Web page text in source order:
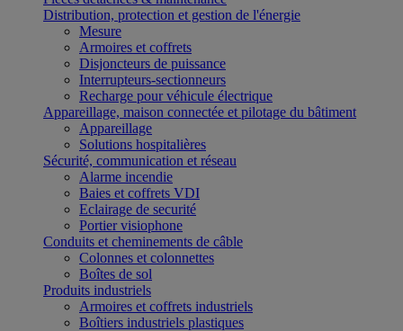
Distribution, protection et gestion de l'énergie
Mesure
Armoires et coffrets
Disjoncteurs de puissance
Interrupteurs-sectionneurs
Recharge pour véhicule électrique
Appareillage, maison connectée et pilotage du bâtiment
Appareillage
Solutions hospitalières
Sécurité, communication et réseau
Alarme incendie
Baies et coffrets VDI
Eclairage de securité
Portier visiophone
Conduits et cheminements de câble
Colonnes et colonnettes
Boîtes de sol
Produits industriels
Armoires et coffrets industriels
Boîtiers industriels plastiques